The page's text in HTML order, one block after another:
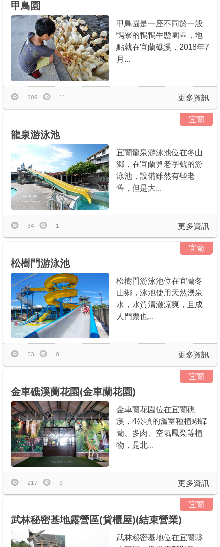
甲鳥園
甲鳥園是一座不同於一般
鴨寮的鴨鴨生態園區，地
點就在宜蘭礁溪，2018年7
月...
更多資訊
309 11
宜蘭
龍泉游泳池
宜蘭龍泉游泳池位在冬山
鄉，在宜蘭算老字號的游
泳池，設備雖然有些老
舊，但是大...
更多資訊
34 1
宜蘭
松樹門游泳池
松樹門游泳池位在宜蘭冬
山鄉，泳池使用天然湧泉
水，水質清澈涼爽，且成
人門票也...
更多資訊
63 0
宜蘭
金車礁溪蘭花園(金車蘭花園)
金車蘭花園位在宜蘭礁
溪，4公頃的溫室種植蝴蝶
蘭、多肉、空氣鳳梨等植
物，是北...
更多資訊
217 3
宜蘭
武林秘密基地露營區(貨櫃屋)(結束營業)
武林秘密基地位在宜蘭縣